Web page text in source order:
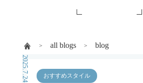
all blogs blog
おすすめスタイル
2025.7.24